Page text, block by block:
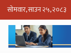
सोमवार, साउन २५, २०८३